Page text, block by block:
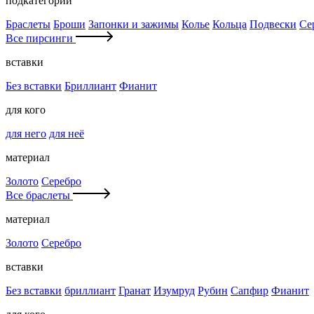
Браслеты Броши Запонки и зажимы Колье Кольца Подвески
Все пирсинги
вставки
Без вставки Бриллиант Фианит
для кого
для него для неё
материал
Золото Серебро
Все браслеты
материал
Золото Серебро
вставки
Без вставки бриллиант Гранат Изумруд Рубин Сапфир Фианит